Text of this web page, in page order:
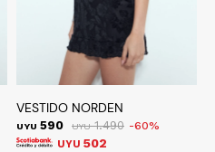
VESTIDO NORDEN
UYU 590 UYU 1.490 60
UYU 502